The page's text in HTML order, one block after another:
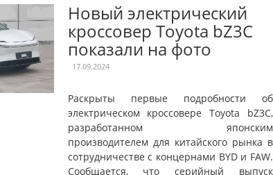
Новый электрический
кроссовер Toyota bZ3C
показали на фото
17.09.2024
Раскрыты первые подробности об
электрическом кроссовере Toyota bZ3C,
разработанном японским
производителем для китайского рынка в
сотрудничестве с концернами BYD и FAW.
Сообщается, что серийный выпуск